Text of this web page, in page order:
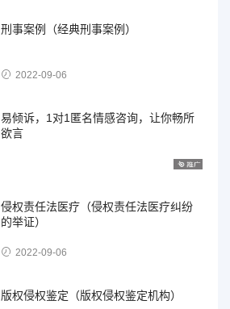
刑事案例（经典刑事案例）
2022-09-06
易倾诉，1对1匿名情感咨询，让你畅所
欲言
侵权责任法医疗（侵权责任法医疗纠纷
的举证）
2022-09-06
版权侵权鉴定（版权侵权鉴定机构）